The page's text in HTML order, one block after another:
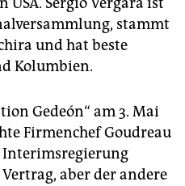
stammt
und hat beste
Kolumbien.
Gedeón“ am 3. Mai
Firmenchef Goudreau
Interimsregierung
aber der andere